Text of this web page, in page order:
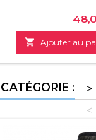
Prix
 Ajouter au
:
>
<